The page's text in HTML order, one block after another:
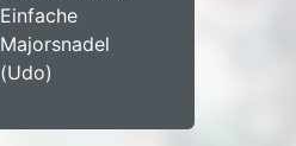
Einfache
Majorsnadel
(Udo)